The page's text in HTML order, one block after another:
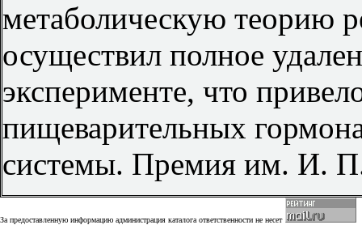
метаболическую теорию
осуществил полное
эксперименте, что
пищеварительных
системы. Премия им. И.
За предоставленную информацию администрация каталога ответственности не несет